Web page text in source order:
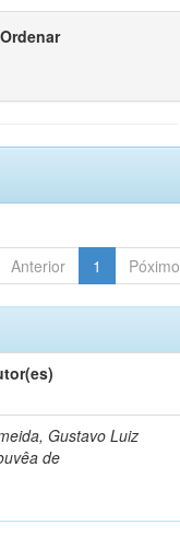
Ordenar
Anterior 1 Póximo
Gustavo Luiz
de